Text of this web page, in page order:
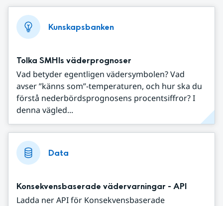
Kunskapsbanken
Tolka SMHIs väderprognoser
Vad betyder egentligen vädersymbolen? Vad
avser ”känns som”-temperaturen, och hur ska du
förstå nederbördsprognosens procentsiffror? I
denna vägled...
Data
Konsekvensbaserade vädervarningar - API
Ladda ner API för Konsekvensbaserade